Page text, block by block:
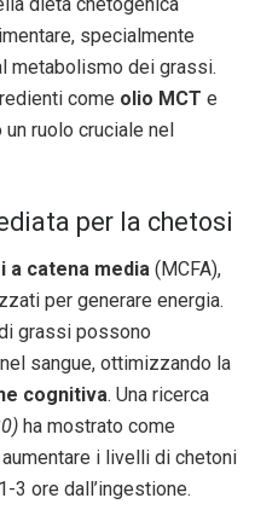
specialmente
metabolismo dei grassi.
come olio MCT e
ruolo cruciale nel
per la chetosi
a catena media (MCFA),
per generare energia.
grassi possono
nel sangue, ottimizzando la
cognitiva. Una ricerca
ha mostrato come
i livelli di chetoni
3 ore dall’ingestione.